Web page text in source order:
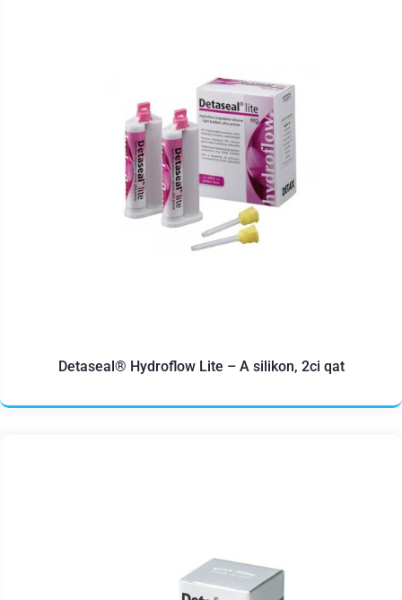
Detaseal® Hydroflow Lite – A silikon, 2ci qat